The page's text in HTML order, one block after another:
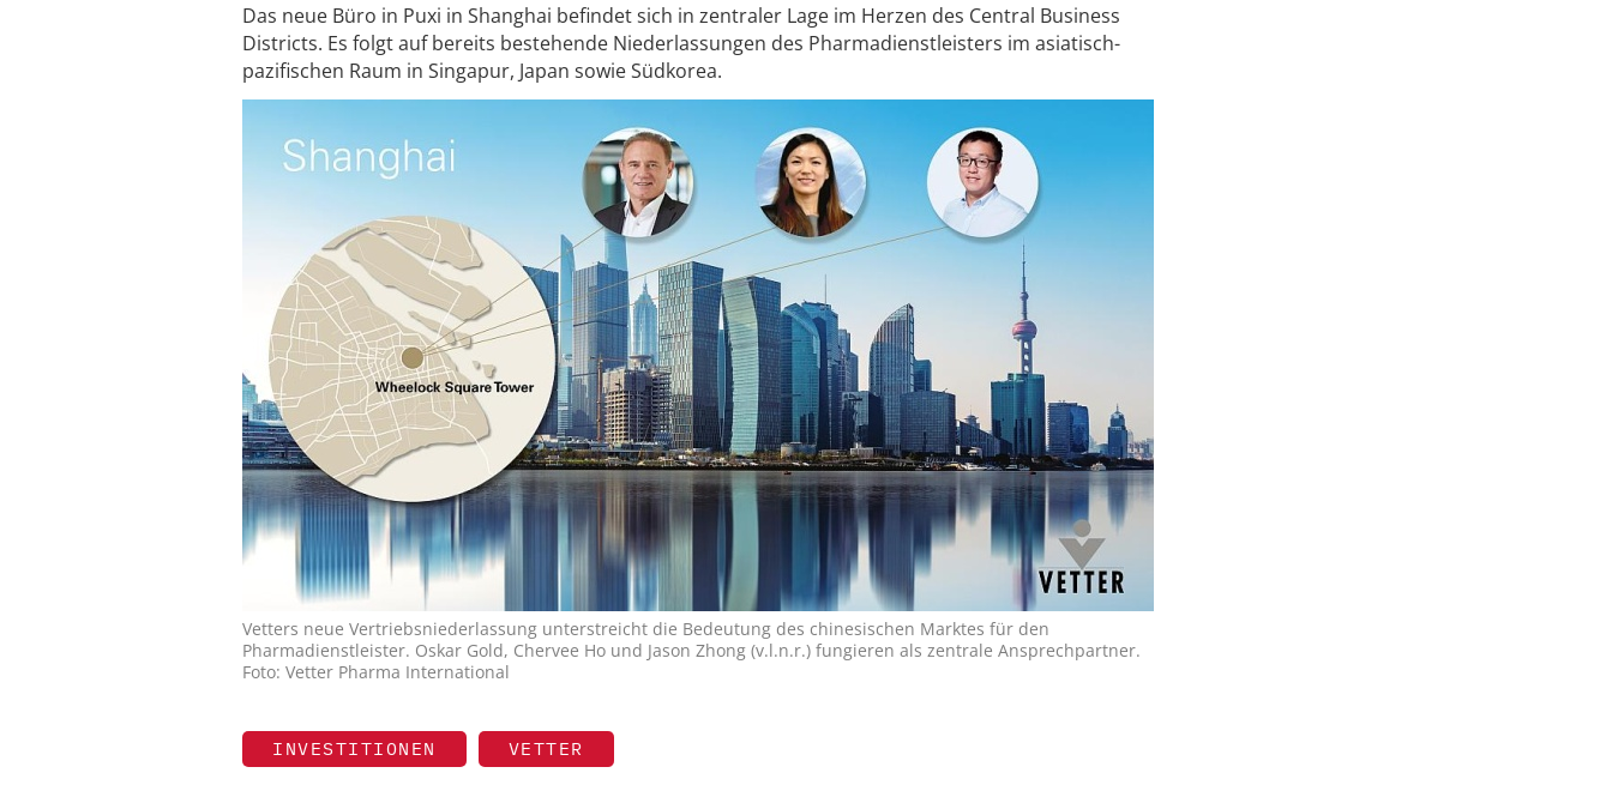
Das neue Büro in Puxi in Shanghai befindet sich in zentraler Lage im Herzen des Central Business
Districts. Es folgt auf bereits bestehende Niederlassungen des Pharmadienstleisters im asiatisch-
pazifischen Raum in Singapur, Japan sowie Südkorea.
Vetters neue Vertriebsniederlassung unterstreicht die Bedeutung des chinesischen Marktes für den
Pharmadienstleister. Oskar Gold, Chervee Ho und Jason Zhong (v.l.n.r.) fungieren als zentrale Ansprechpartner.
Foto: Vetter Pharma International
INVESTITIONEN VETTER